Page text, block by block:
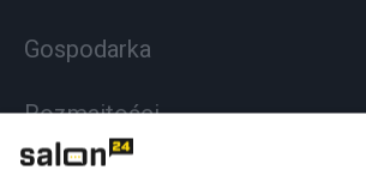
Gospodarka
Rozmaitości